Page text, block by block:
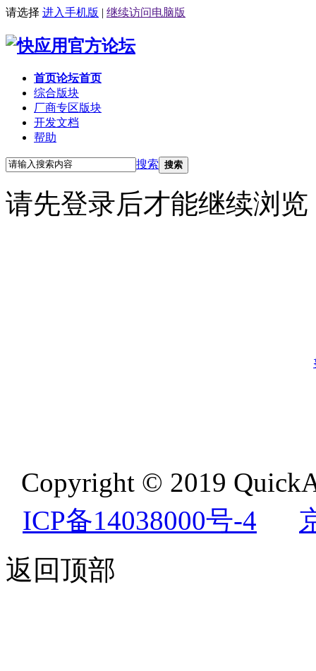
请选择 进入手机版 | 继续访问电脑版
首页论坛首页
综合版块
厂商专区版块
开发文档
帮助
搜索 搜索
请先登录后才能继续浏览
Copyright © 2019
ICP备14038000号-4
返回顶部